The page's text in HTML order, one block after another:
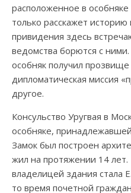
расположенное в
только расскажет
привидения здесь
ведомства борются с
особняк получил прозвище
дипломатическая миссия
другое.
Консульство Уругвая в
особняке,
Замок был построен
жил на протяжении 14 лет.
владелицей здания стала
то время почетной